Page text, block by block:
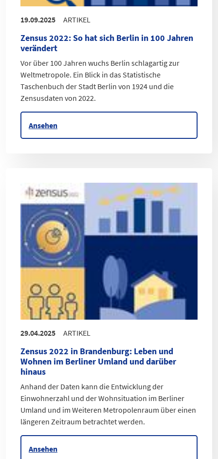
19.09.2025 ARTIKEL
Zensus 2022:So hat sich Berlin in 100 Jahren
verändert
Vor über 100 Jahren wuchs Berlin schlagartig zur
Weltmetropole. Ein Blick in das Statistische
Taschenbuch der Stadt Berlin von 1924 und die
Zensusdaten von 2022.
Ansehen
29.04.2025 ARTIKEL
Zensus 2022 in Brandenburg: Leben und
Wohnen im Berliner Umland und darüber
hinaus
Anhand der Daten kann die Entwicklung der
Einwohnerzahl und der Wohnsituation im Berliner
Umland und im Weiteren Metropolenraum über einen
längeren Zeitraum betrachtet werden.
Ansehen